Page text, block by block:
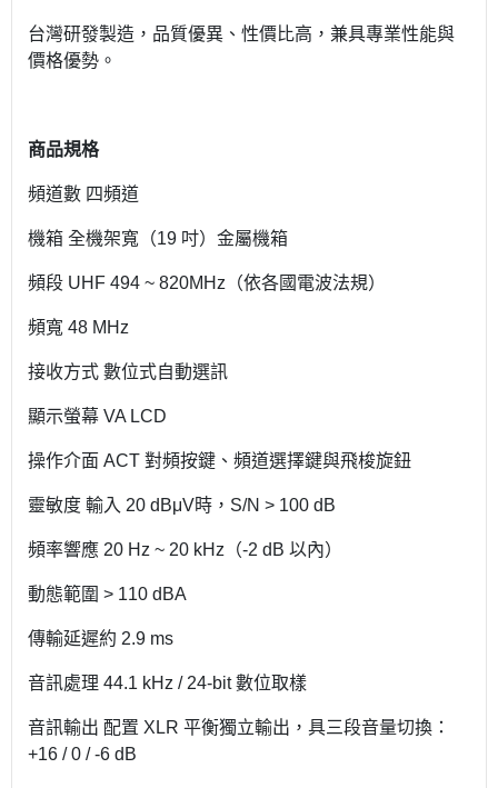
台灣研發製造，品質優異、性價比高，兼具專業性能與
價格優勢。
商品規格
頻道數 四頻道
機箱 全機架寬（19 吋）金屬機箱
頻段 UHF 494 ~ 820MHz（依各國電波法規）
頻寬 48 MHz
接收方式 數位式自動選訊
顯示螢幕 VA LCD
操作介面 ACT 對頻按鍵、頻道選擇鍵與飛梭旋鈕
靈敏度 輸入 20 dBμV時，S/N > 100 dB
頻率響應 20 Hz ~ 20 kHz（-2 dB 以內）
動態範圍 > 110 dBA
傳輸延遲約 2.9 ms
音訊處理 44.1 kHz / 24-bit 數位取樣
音訊輸出 配置 XLR 平衡獨立輸出，具三段音量切換：
+16 / 0 / -6 dB